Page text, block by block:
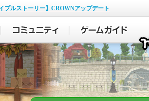
イプルストーリー】CROWNアップデート